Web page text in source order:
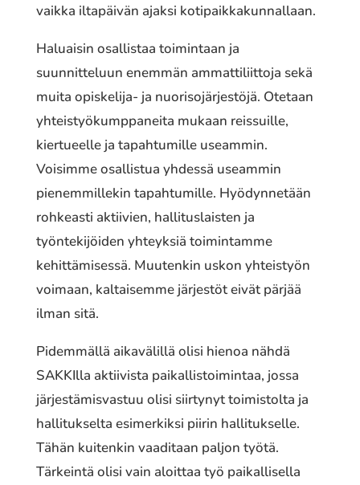
vaikka iltapäivän ajaksi kotipaikkakunnallaan.
Haluaisin osallistaa toimintaan ja
suunnitteluun enemmän ammattiliittoja sekä
muita opiskelija- ja nuorisojärjestöjä. Otetaan
yhteistyökumppaneita mukaan reissuille,
kiertueelle ja tapahtumille useammin.
Voisimme osallistua yhdessä useammin
pienemmillekin tapahtumille. Hyödynnetään
rohkeasti aktiivien, hallituslaisten ja
työntekijöiden yhteyksiä toimintamme
kehittämisessä. Muutenkin uskon yhteistyön
voimaan, kaltaisemme järjestöt eivät pärjää
ilman sitä.
Pidemmällä aikavälillä olisi hienoa nähdä
SAKKIlla aktiivista paikallistoimintaa, jossa
järjestämisvastuu olisi siirtynyt toimistolta ja
hallitukselta esimerkiksi piirin hallitukselle.
Tähän kuitenkin vaaditaan paljon työtä.
Tärkeintä olisi vain aloittaa työ paikallisella